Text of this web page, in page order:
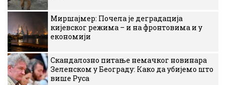
Миршајмер: Почела је деградација
кијевског режима – и на фронтовима и у
економији
Скандалозно питање немачког новинара
Зеленском у Београду: Како да убијемо што
више Руса